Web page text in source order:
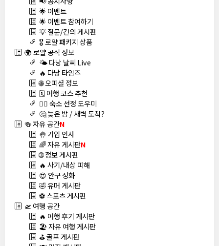
🌟 이벤트
🌟 이벤트 참여하기
💡 질문/건의 게시판
🎖️ 로얄 패키지 상품
🌍 로얄 공식 정보
🌤️ 다낭 날씨 Live
🔥 다낭 타임즈
🌐 오피셜 정보
🗓️ 여행 코스 추천
🏊‍♀️ 숙소 선정 도우미
🤔 늦은 밤 / 새벽 도착?
🍻 자유 공간N
🤚 가입 인사
🌈 자유 게시판N
🌐 정보 게시판
🔥 사기/내상 피해
😍 안구 정화
🤣 유머 게시판
⚽ 스포츠 게시판
🛫 여행 공간
🔥 여행 후기 게시판
🏖️ 자유 여행 게시판
⛳ 골프 게시판